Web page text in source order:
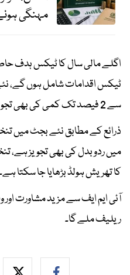
مہنگی
اگلے مالی سال کا ٹیکس ہدف
ٹیکس اقدامات شامل ہوں گے،
سے 2 فیصد تک کمی کی بھی تجویز ہے۔
ذرائع کے مطابق نئے بجٹ میں
میں ردوبدل کی بھی تجویز ہے،
کا تھریش ہولڈ بڑھایا جا سکتا
آئی ایم ایف سے مزید مشاورت
ریلیف ملے گا۔